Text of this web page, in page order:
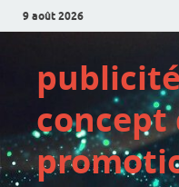
9 août 2026
concept